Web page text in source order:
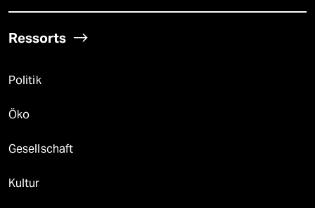
Ressorts
Politik
Öko
Gesellschaft
Kultur